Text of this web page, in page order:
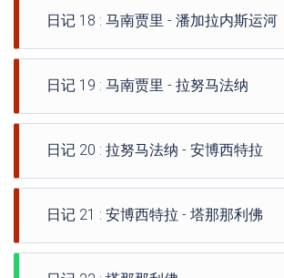
酒店安装和可选晚餐.
双人间住宿（含早餐）.
(在海滩休息一天)
早餐后.
完全自由的一天，让您按照自己的意愿休
免费午餐.
双床平房住宿含早餐.
早餐后,
我们早上到达图莱尔并走国道 7 到达拉平
免费午餐.
伊萨洛窗外美丽的日落结束了这一天.
双床平房住宿含早餐.
午餐
下午,
继续前往安巴拉沃.
参观村庄保护区.
下午晚些时候抵达,
双床平房住宿含早餐.
参观安泰莫罗造纸厂和野丝手工作坊.
返回经过菲亚纳兰楚阿的道路, 贝齐莱奥
途中下降到岛的东南部，到达马南贾里.
下午晚些时候抵达.
酒店安装及免费晚餐.
双床平房住宿含早餐.
日记 18 : 马南贾里 - 潘加拉内斯运河
包含野餐午餐.
下午结束返回酒店.
双床平房住宿含早餐.
日记 19 : 马南贾里 - 拉努马法纳
日记 20 : 拉努马法纳 - 安博西特拉
我们将在官方导游的带领下参观拉诺马法
这个公园以其丰富的动植物群而闻名 (26
日记 21 : 安博西特拉 - 塔那那利佛